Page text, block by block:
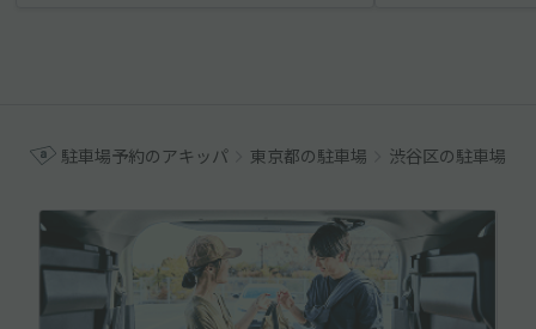
駐車場予約のアキッパ 東京都の駐車場 渋谷区の駐車場